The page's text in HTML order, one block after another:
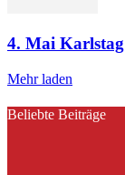
4. Mai
Mehr laden
Beliebte Beiträge